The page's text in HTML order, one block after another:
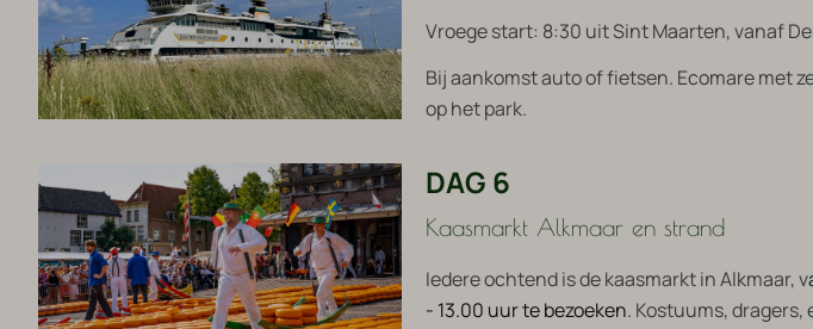
Vroege start: 8:30 uit Sint Maarten, vanaf
Bij aankomst auto of fietsen. Ecomare met
op het park.
DAG 6
Kaasmarkt Alkmaar en strand
Iedere ochtend is de kaasmarkt in Alkmaar, v
- 13.00 uur te bezoeken. Kostuums,